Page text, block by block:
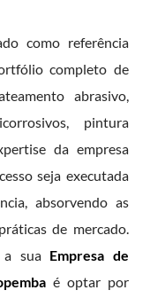
como referência
completo de
abrasivo,
pintura
da empresa
seja executada
absorvendo as
de mercado.
a sua Empresa de
é optar por